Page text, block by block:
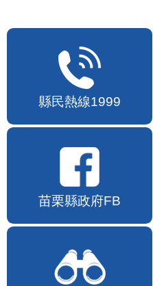
縣民熱線1999
苗栗縣政府FB